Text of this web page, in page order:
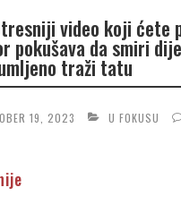
video koji ćete
pokušava da smiri
traži tatu
19, 2023 U FOKUSU